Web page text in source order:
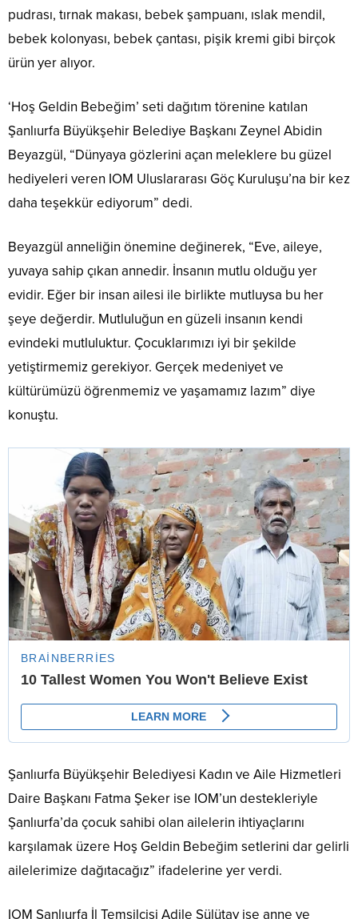
pudrası, tırnak makası, bebek şampuanı, ıslak mendil,
bebek kolonyası, bebek çantası, pişik kremi gibi birçok
ürün yer alıyor.
‘Hoş Geldin Bebeğim’ seti dağıtım törenine katılan
Şanlıurfa Büyükşehir Belediye Başkanı Zeynel Abidin
Beyazgül, “Dünyaya gözlerini açan meleklere bu güzel
hediyeleri veren IOM Uluslararası Göç Kuruluşu’na bir kez
daha teşekkür ediyorum” dedi.
Beyazgül anneliğin önemine değinerek, “Eve, aileye,
yuvaya sahip çıkan annedir. İnsanın mutlu olduğu yer
evidir. Eğer bir insan ailesi ile birlikte mutluysa bu her
şeye değerdir. Mutluluğun en güzeli insanın kendi
evindeki mutluluktur. Çocuklarımızı iyi bir şekilde
yetiştirmemiz gerekiyor. Gerçek medeniyet ve
kültürümüzü öğrenmemiz ve yaşamamız lazım” diye
konuştu.
Şanlıurfa Büyükşehir Belediyesi Kadın ve Aile Hizmetleri
Daire Başkanı Fatma Şeker ise IOM’un destekleriyle
Şanlıurfa’da çocuk sahibi olan ailelerin ihtiyaçlarını
karşılamak üzere Hoş Geldin Bebeğim setlerini dar gelirli
ailelerimize dağıtacağız” ifadelerine yer verdi.
IOM Şanlıurfa İl Temsilcisi Adile Sülütay ise anne ve